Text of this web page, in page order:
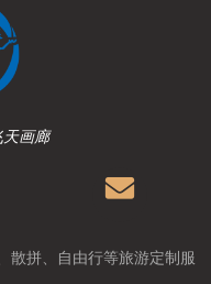
画廊
散拼、自由行等旅游定制服